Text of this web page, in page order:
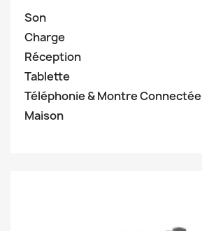
Son
Charge
Réception
Tablette
Téléphonie & Montre Connectée
Maison